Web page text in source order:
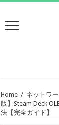
Home / ネットワ
版】Steam Deck
法【完全ガイド】